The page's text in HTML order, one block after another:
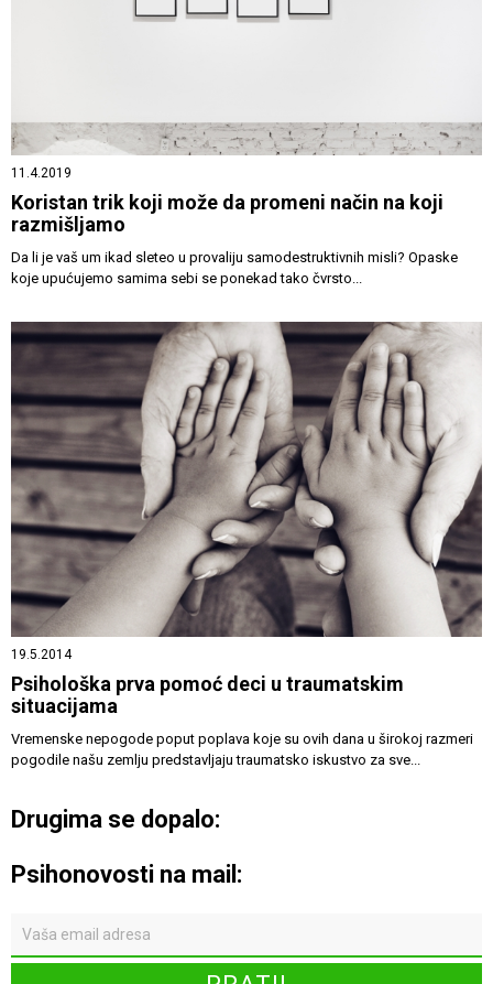
11.4.2019
Koristan trik koji može da promeni način na koji
razmišljamo
Da li je vaš um ikad sleteo u provaliju samodestruktivnih misli? Opaske
koje upućujemo samima sebi se ponekad tako čvrsto...
19.5.2014
Psihološka prva pomoć deci u traumatskim
situacijama
Vremenske nepogode poput poplava koje su ovih dana u širokoj razmeri
pogodile našu zemlju predstavljaju traumatsko iskustvo za sve...
Drugima se dopalo:
Psihonovosti na mail: